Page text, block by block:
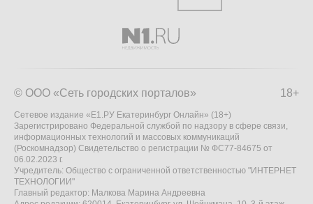
18+
© ООО «Сеть городских порталов»
Сетевое издание «Е1.РУ Екатеринбург Онлайн» (18+)
Зарегистрировано Федеральной службой по надзору в сфере связи,
информационных технологий и массовых коммуникаций
(Роскомнадзор) Свидетельство о регистрации № ФС77-84675 от
06.02.2023 г.
Учредитель: Общество с ограниченной ответственностью "ИНТЕРНЕТ
ТЕХНОЛОГИИ"
Главный редактор: Малкова Марина Андреевна